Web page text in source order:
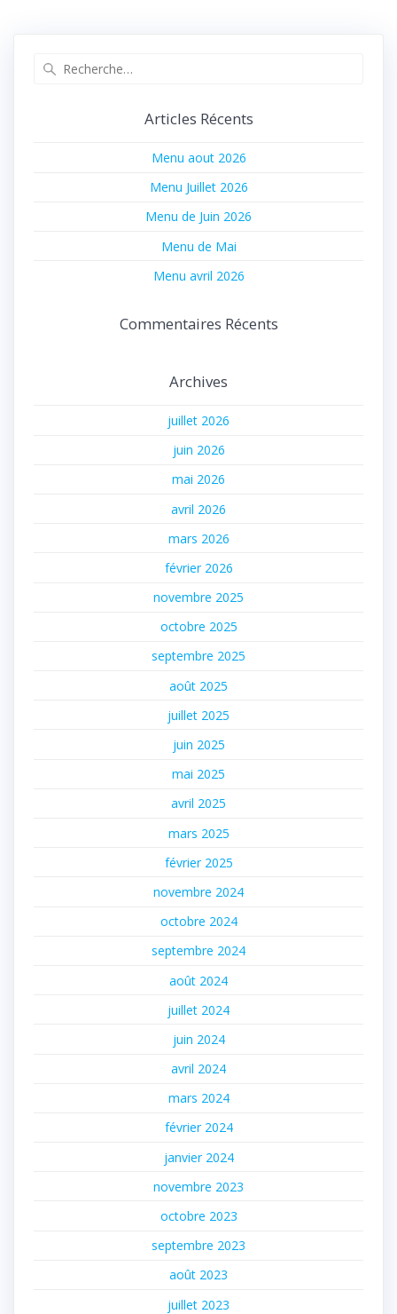
Articles Récents
Menu aout 2026
Menu Juillet 2026
Menu de Juin 2026
Menu de Mai
Menu avril 2026
Commentaires Récents
Archives
juillet 2026
juin 2026
mai 2026
avril 2026
mars 2026
février 2026
novembre 2025
octobre 2025
septembre 2025
août 2025
juillet 2025
juin 2025
mai 2025
avril 2025
mars 2025
février 2025
novembre 2024
octobre 2024
septembre 2024
août 2024
juillet 2024
juin 2024
avril 2024
mars 2024
février 2024
janvier 2024
novembre 2023
octobre 2023
septembre 2023
août 2023
juillet 2023